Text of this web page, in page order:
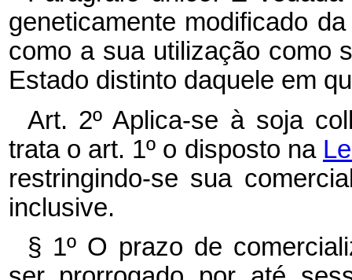
geneticamente modificado
como a sua utilização como
Estado distinto daquele em
Art. 2º Aplica-se à soja
trata o art. 1º o disposto na
restringindo-se sua
inclusive.
§ 1º O prazo de